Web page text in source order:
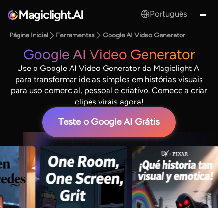
Magiclight.AI Português
Página Inicial Ferramentas Google AI Video Generator
Google AI Video Generator
Use o Google AI Video Generator da Magiclight AI
para transformar ideias simples em histórias visuais
para uso comercial, pessoal e criativo. Comece a criar
clipes virais agora!
Teste o Google AI Grátis